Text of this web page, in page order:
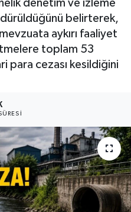
denetim ve izleme
belirterek,
aykırı faaliyet
toplam 53
para cezası kesildiğini